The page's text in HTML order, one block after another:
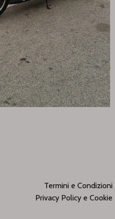
Termini e Condizioni
Privacy Policy e Cookie